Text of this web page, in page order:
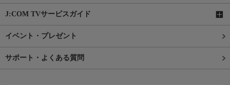
J:COM TVサービスガイド
イベント・プレゼント
サポート・よくある質問